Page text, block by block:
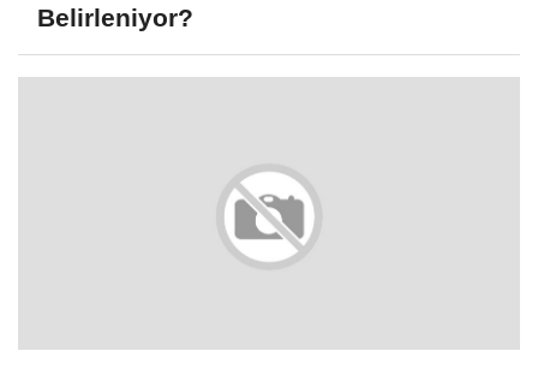
Belirleniyor?